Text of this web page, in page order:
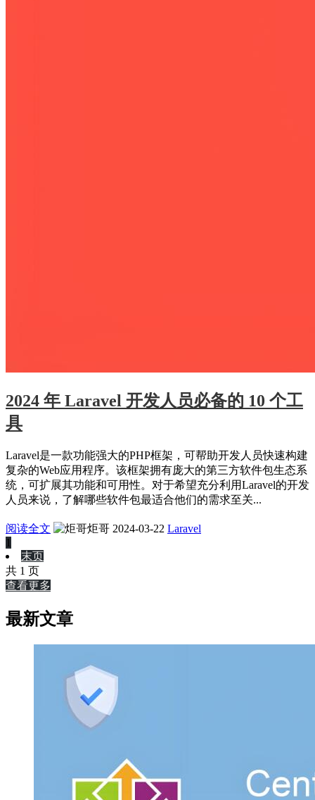
2024 年 Laravel 开发人员必备的 10 个工
具
Laravel是一款功能强大的PHP框架，可帮助开发人员快速构建
复杂的Web应用程序。该框架拥有庞大的第三方软件包生态系
统，可扩展其功能和可用性。对于希望充分利用Laravel的开发
人员来说，了解哪些软件包最适合他们的需求至关...
阅读全文 炬哥 2024-03-22 Laravel
1
末页
共 1 页
查看更多
最新文章